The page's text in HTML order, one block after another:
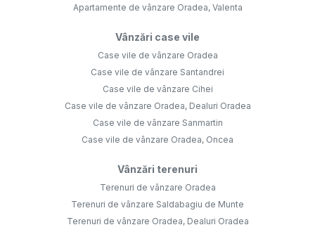
Apartamente de vânzare Oradea, Valenta
Vânzări case vile
Case vile de vânzare Oradea
Case vile de vânzare Santandrei
Case vile de vânzare Cihei
Case vile de vânzare Oradea, Dealuri Oradea
Case vile de vânzare Sanmartin
Case vile de vânzare Oradea, Oncea
Vânzări terenuri
Terenuri de vânzare Oradea
Terenuri de vânzare Saldabagiu de Munte
Terenuri de vânzare Oradea, Dealuri Oradea